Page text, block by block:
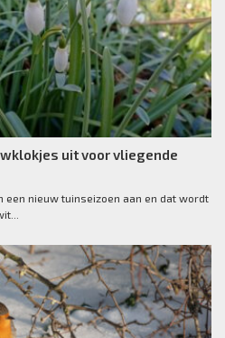
uit voor vliegende
nieuw tuinseizoen aan en dat wordt